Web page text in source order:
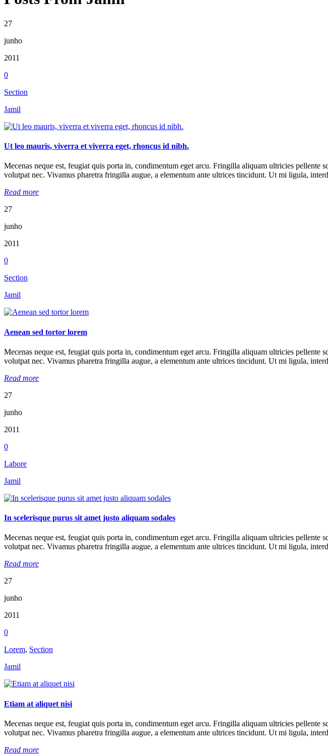
27
junho
2011
0
Section
Jamil
Ut leo mauris, viverra et viverra eget, rhoncus id nibh.
Mecenas neque est, feugiat quis porta in, condimentum eget arcu. Fringilla aliquam ultricies
volutpat nec. Vivamus pharetra fringilla augue, a elementum ante ultrices tincidunt. Ut mi ligula,
Read more
27
junho
2011
0
Section
Jamil
Aenean sed tortor lorem
Mecenas neque est, feugiat quis porta in, condimentum eget arcu. Fringilla aliquam ultricies
volutpat nec. Vivamus pharetra fringilla augue, a elementum ante ultrices tincidunt. Ut mi ligula,
Read more
27
junho
2011
0
Labore
Jamil
In scelerisque purus sit amet justo aliquam sodales
Mecenas neque est, feugiat quis porta in, condimentum eget arcu. Fringilla aliquam ultricies
volutpat nec. Vivamus pharetra fringilla augue, a elementum ante ultrices tincidunt. Ut mi ligula,
Read more
27
junho
2011
0
Lorem, Section
Jamil
Etiam at aliquet nisi
Mecenas neque est, feugiat quis porta in, condimentum eget arcu. Fringilla aliquam ultricies
volutpat nec. Vivamus pharetra fringilla augue, a elementum ante ultrices tincidunt. Ut mi ligula,
Read more